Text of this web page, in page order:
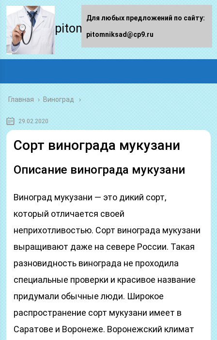
pitomniksad.ru
Главная › Виноград
29.02.2020
Сорт винограда мукузани
Описание винограда мукузани
Виноград мукузани — это дикий сорт,
который отличается своей
неприхотливостью. Сорт винограда мукузани
выращивают даже на севере России. Такая
разновидность винограда не проходила
специальные проверки и красивое название
придумали обычные люди. Широкое
распространение сорт мукузани имеет в
Саратове и Воронеже. Воронежский климат
Для любых предложений по сайту:
pitomniksad@cp9.ru